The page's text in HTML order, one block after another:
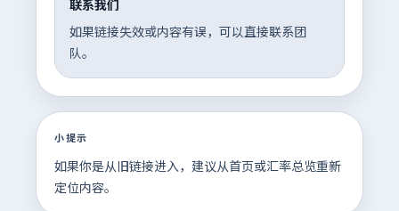
联系我们
如果链接失效或内容有误，可以直接联系团
队。
小提示
如果你是从旧链接进入，建议从首页或汇率总览重新
定位内容。